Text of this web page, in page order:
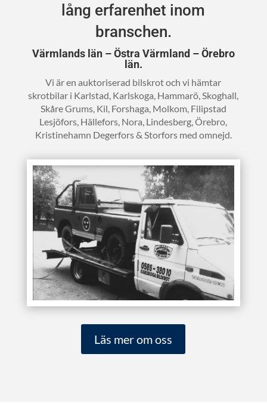
lång erfarenhet inom
branschen.
Värmlands län – Östra Värmland – Örebro
län.
Vi är en auktoriserad bilskrot och vi hämtar
skrotbilar i Karlstad, Karlskoga, Hammarö, Skoghall,
Skåre Grums, Kil, Forshaga, Molkom, Filipstad
Lesjöfors, Hällefors, Nora, Lindesberg, Örebro,
Kristinehamn Degerfors & Storfors med omnejd.
Läs mer om oss